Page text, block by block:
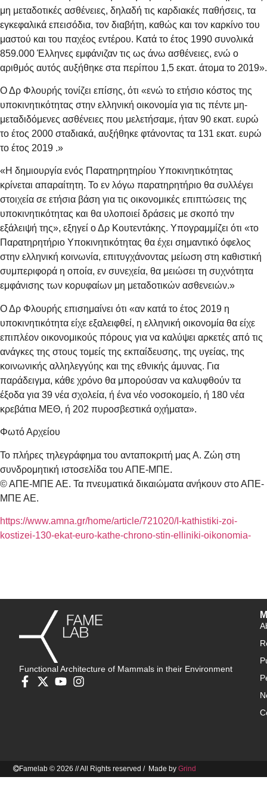
μη μεταδοτικές ασθένειες, δηλαδή τις καρδιακές παθήσεις, τα
εγκεφαλικά επεισόδια, τον διαβήτη, καθώς και τον καρκίνο του
μαστού και του παχέος εντέρου. Κατά το έτος 1990 συνολικά
859.000 Έλληνες εμφάνιζαν τις ως άνω ασθένειες, ενώ ο
αριθμός αυτός αυξήθηκε στα περίπου 1,5 εκατ. άτομα το 2019».
Ο Δρ Φλουρής τονίζει επίσης, ότι «ενώ το ετήσιο κόστος της
υποκινητικότητας στην ελληνική οικονομία για τις πέντε μη-
μεταδιδόμενες ασθένειες που μελετήσαμε, ήταν 90 εκατ. ευρώ
το έτος 2000 σταδιακά, αυξήθηκε φτάνοντας τα 131 εκατ. ευρώ
το έτος 2019 .»
«H δημιουργία ενός Παρατηρητηρίου Υποκινητικότητας
κρίνεται απαραίτητη. Το εν λόγω παρατηρητήριο θα συλλέγει
στοιχεία σε ετήσια βάση για τις οικονομικές επιπτώσεις της
υποκινητικότητας και θα υλοποιεί δράσεις με σκοπό την
εξάλειψή της», εξηγεί ο Δρ Κουτεντάκης. Υπογραμμίζει ότι «το
Παρατηρητήριο Υποκινητικότητας θα έχει σημαντικό όφελος
στην ελληνική κοινωνία, επιτυγχάνοντας μείωση στη καθιστική
συμπεριφορά η οποία, εν συνεχεία, θα μειώσει τη συχνότητα
εμφάνισης των κορυφαίων μη μεταδοτικών ασθενειών.»
Ο Δρ Φλουρής επισημαίνει ότι «αν κατά το έτος 2019 η
υποκινητικότητα είχε εξαλειφθεί, η ελληνική οικονομία θα είχε
επιπλέον οικονομικούς πόρους για να καλύψει αρκετές από τις
ανάγκες της στους τομείς της εκπαίδευσης, της υγείας, της
κοινωνικής αλληλεγγύης και της εθνικής άμυνας. Για
παράδειγμα, κάθε χρόνο θα μπορούσαν να καλυφθούν τα
έξοδα για 39 νέα σχολεία, ή ένα νέο νοσοκομείο, ή 180 νέα
κρεβάτια ΜΕΘ, ή 202 πυροσβεστικά οχήματα».
Φωτό Αρχείου
Το πλήρες τηλεγράφημα του ανταποκριτή μας Α. Ζώη στη
συνδρομητική ιστοσελίδα του ΑΠΕ-ΜΠΕ.
© ΑΠΕ-ΜΠΕ ΑΕ. Τα πνευματικά δικαιώματα ανήκουν στο ΑΠΕ-
ΜΠΕ ΑΕ.
https://www.amna.gr/home/article/721020/I-kathistiki-zoi-
kostizei-130-ekat-euro-kathe-chrono-stin-elliniki-oikonomia-
Functional Architecture of Mammals in their Environment
Famelab © 2026 // All Rights reserved / Made byGrind